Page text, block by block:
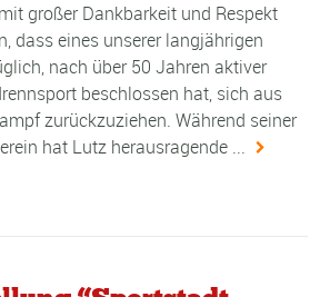
großer Dankbarkeit und Respekt
dass eines unserer langjährigen
nach über 50 Jahren aktiver
beschlossen hat, sich aus
zurückzuziehen. Während seiner
hat Lutz herausragende ...